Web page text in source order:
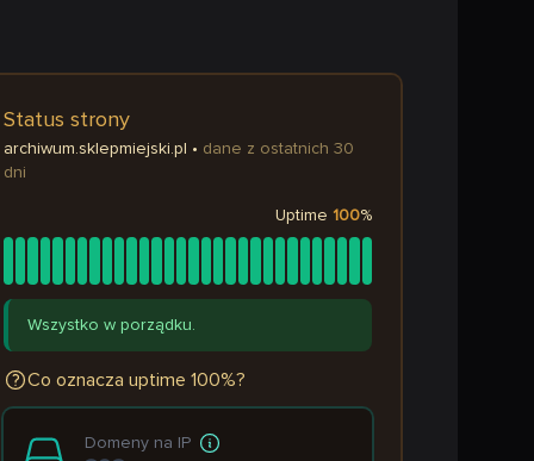
Status strony
archiwum.sklepmiejski.pl • dane z ostatnich 30
dni
Uptime 100%
Wszystko w porządku.
Co oznacza uptime 100%?
Domeny na IP